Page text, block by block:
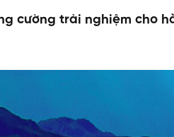
cường trải nghiệm cho